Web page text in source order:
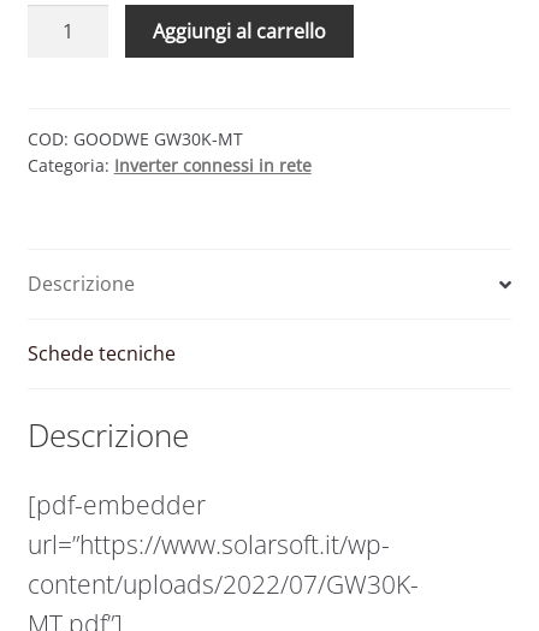
Goodwe
gw30k-
inverter
trifase
w
Aggiungi al carrello
COD: GOODWE GW30K-MT
Categoria: Inverter connessi in rete
Descrizione
Schede tecniche
Descrizione
[pdf-embedder
url=”https://www.solarsoft.it/wp-
content/uploads/2022/07/GW30K-
MT.pdf”]